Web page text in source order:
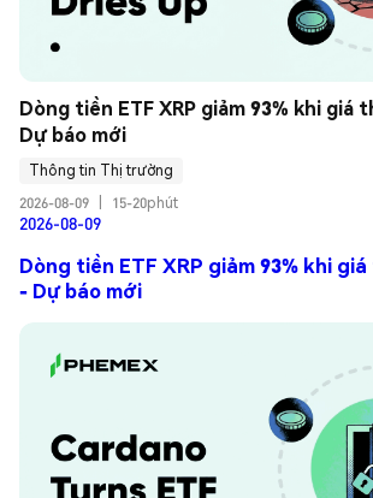
Dòng tiền ETF XRP giảm 93% khi giá
Dự báo mới
Thông tin Thị trường
2026-08-09
15-20phút
2026-08-09
Dòng tiền ETF XRP giảm 93% khi
- Dự báo mới